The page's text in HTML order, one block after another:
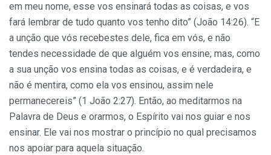
em meu nome, esse vos ensinará todas as coisas, e vos
fará lembrar de tudo quanto vos tenho dito” (João 14:26). “E
a unção que vós recebestes dele, fica em vós, e não
tendes necessidade de que alguém vos ensine; mas, como
a sua unção vos ensina todas as coisas, e é verdadeira, e
não é mentira, como ela vos ensinou, assim nele
permanecereis” (1 João 2:27). Então, ao meditarmos na
Palavra de Deus e orarmos, o Espírito vai nos guiar e nos
ensinar. Ele vai nos mostrar o princípio no qual precisamos
nos apoiar para aquela situação.